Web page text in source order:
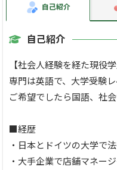
自己紹介
自己紹介
【社会人経験を経た現役
専門は英語で、大学受験
ご希望でしたら国語、社
■経歴
・日本とドイツの大学で
・大手企業で店舗マネー